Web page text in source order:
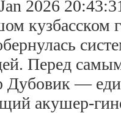
2026
кузбасском
Перед
Дубовик —
акушер-